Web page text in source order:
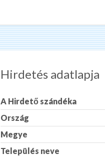
Hirdetés adatlapja
A Hirdető szándéka
Ország
Megye
Település neve